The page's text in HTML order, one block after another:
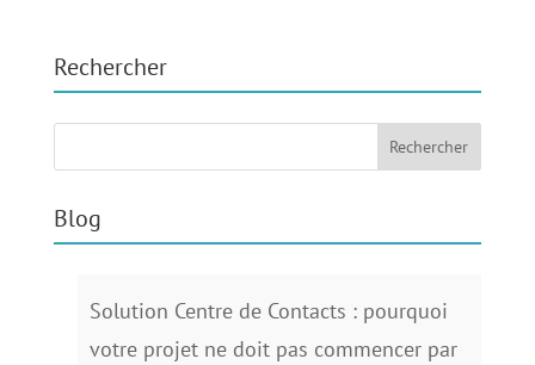
Rechercher
Blog
Solution Centre de Contacts : pourquoi
votre projet ne doit pas commencer par